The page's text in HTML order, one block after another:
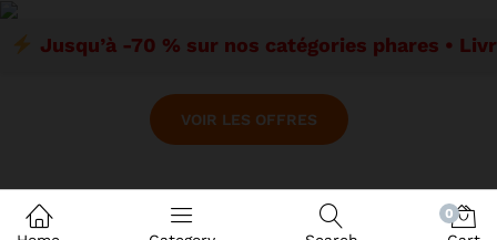
Jusqu’à -70 % sur nos catégories phares •
VOIR LES OFFRES
0